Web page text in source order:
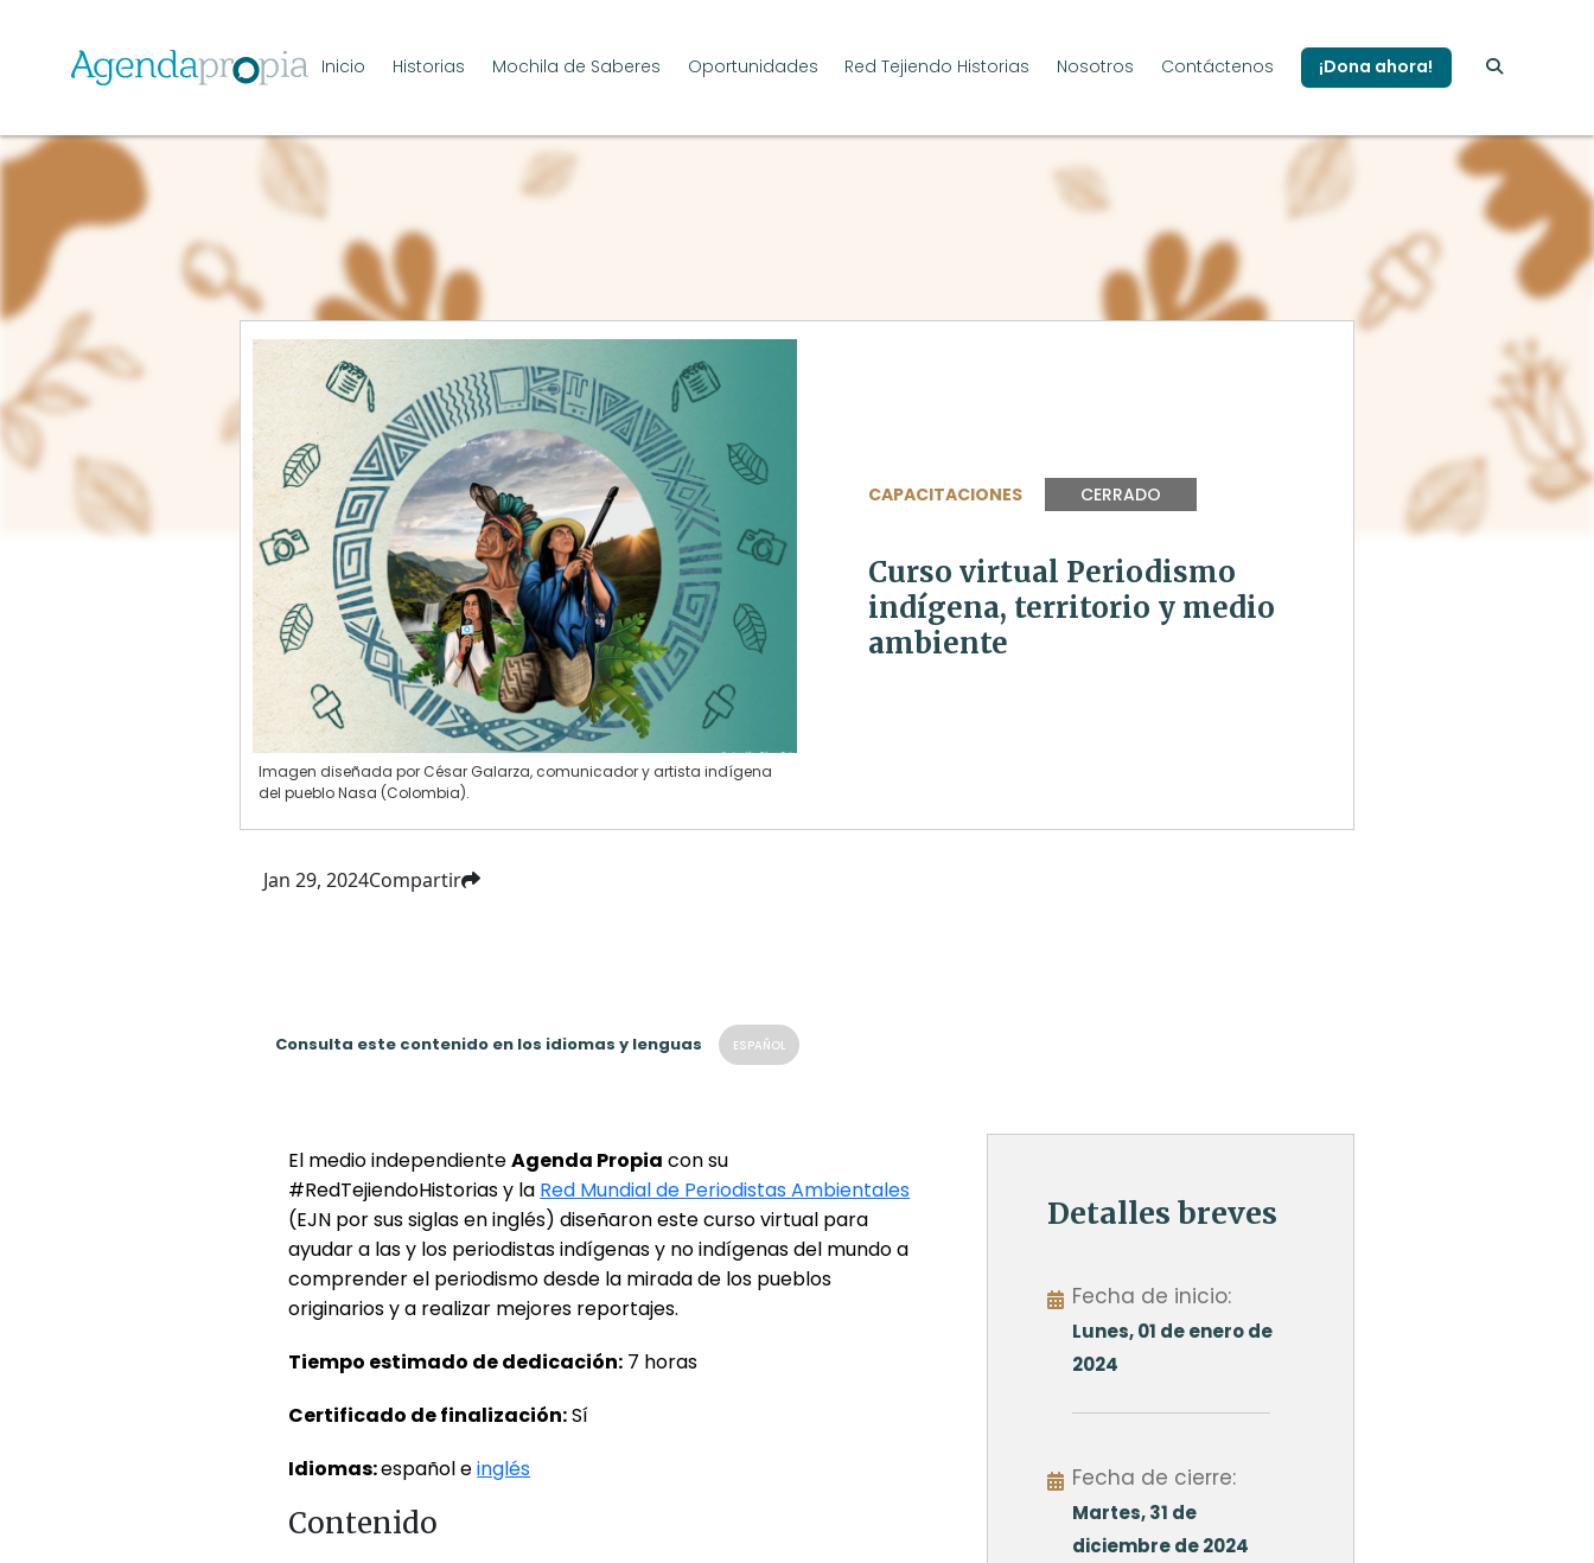
Inicio Historias Mochila de Saberes Oportunidades Red Tejiendo Historias Nosotros Contáctenos ¡Dona ahora!
Imagen diseñada por César Galarza, comunicador y artista indígena
del pueblo Nasa (Colombia).
CAPACITACIONES CERRADO
Curso virtual Periodismo
indígena, territorio y medio
ambiente
Jan 29, 2024Compartir
Consulta este contenido en los idiomas y lenguas ESPAÑOL
El medio independienteAgenda Propia con su
#RedTejiendoHistorias y la Red Mundial de Periodistas Ambientales
(EJN por sus siglas en inglés) diseñaron este curso virtual para
ayudar a las y los periodistas indígenas y no indígenas del mundo a
comprender el periodismo desde la mirada de los pueblos
originarios y a realizar mejores reportajes.
Tiempo estimado de dedicación: 7 horas
Certificado de finalización:Sí
Idiomas:español einglés
Contenido
Detalles breves
Fecha de inicio:
Lunes, 01 de enero de
2024
Fecha de cierre:
Martes, 31 de
diciembre de 2024